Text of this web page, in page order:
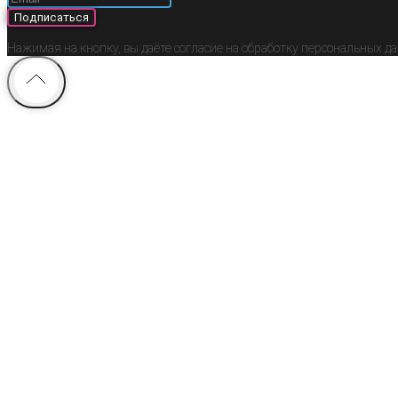
Подписаться
Нажимая на кнопку, вы даёте согласие на обработку персональных